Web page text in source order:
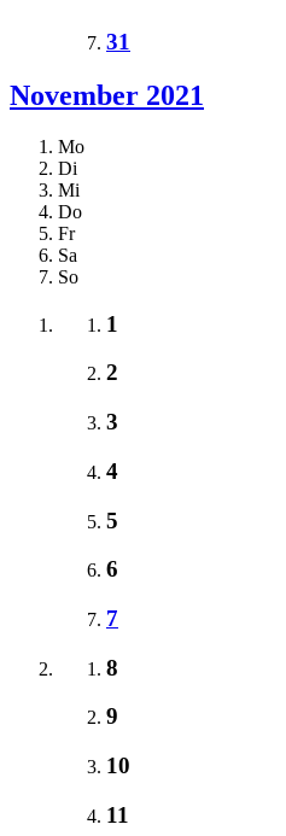
31
November 2021
Mo
Di
Mi
Do
Fr
Sa
So
1
2
3
4
5
6
7
8
9
10
11